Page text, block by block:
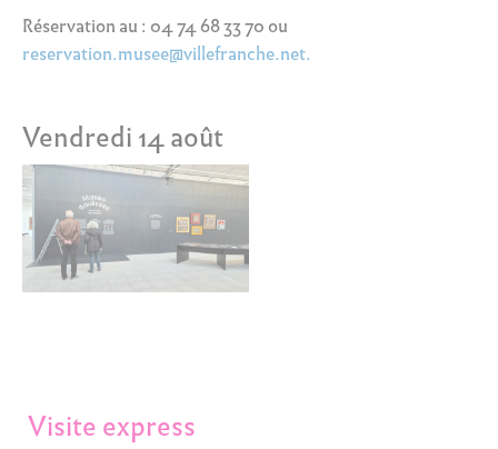
Réservation au : 04 74 68 33 70 ou
reservation.musee@villefranche.net.
Vendredi 14 août
Visite express